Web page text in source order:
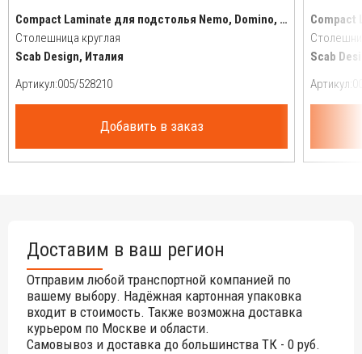
Compact Laminate для подстолья Nemo, Domino, Tiffany, Cross
Столешница круглая
Scab Design, Италия
Артикул:
Добавить в заказ
Scab
Артикул:
Доставим в ваш регион
Отправим любой транспортной компанией по
вашему выбору. Надёжная картонная упаковка
входит в стоимость. Также возможна доставка
курьером по Москве и области.
Самовывоз и доставка до большинства ТК - 0 руб.